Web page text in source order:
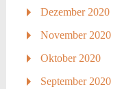
Dezember 2020
November 2020
Oktober 2020
September 2020